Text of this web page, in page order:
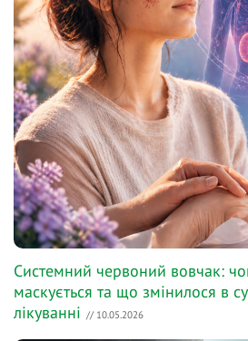
Системний червоний вовчак:
маскується та що змінилося в
лікуванні // 10.05.2026